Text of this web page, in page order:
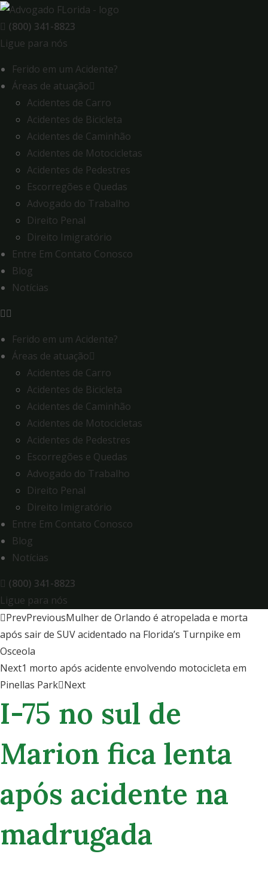
Skip
to
content
(800) 341-8823
Ligue para nós
Ferido em um Acidente?
Áreas de atuação
Acidentes de Carro
Acidentes de Bicicleta
Acidentes de Caminhão
Acidentes de Motocicletas
Acidentes de Pedestres
Escorregões e Quedas
Advogado do Trabalho
Direito Penal
Direito Imigratório
Entre Em Contato Conosco
Blog
Notícias
Ferido em um Acidente?
Áreas de atuação
Acidentes de Carro
Acidentes de Bicicleta
Acidentes de Caminhão
Acidentes de Motocicletas
Acidentes de Pedestres
Escorregões e Quedas
Advogado do Trabalho
Direito Penal
Direito Imigratório
Entre Em Contato Conosco
Blog
Notícias
(800) 341-8823
Ligue para nós
PrevPreviousMulher de Orlando é atropelada e morta
após sair de SUV acidentado na Florida’s Turnpike em
Osceola
Next1 morto após acidente envolvendo motocicleta em
Pinellas Park Next
I-75 no sul de
Marion fica lenta
após acidente na
madrugada